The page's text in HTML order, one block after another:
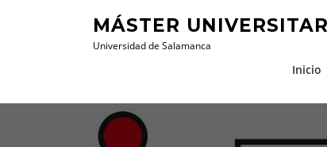
MÁSTER
Universidad de Salamanca
Inicio